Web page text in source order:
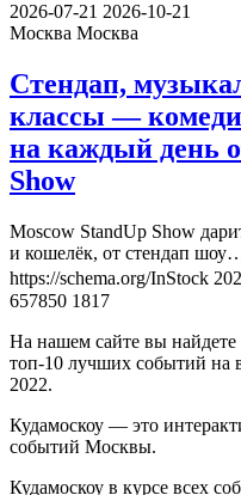
2026-07-21 2026-10-21
Москва Москва
Стендап,
классы —
на каждый день
Show
Moscow StandUp Show
и кошелёк, от стендап
https://schema.org/InStock
657850 1817
На нашем сайте вы
топ-10 лучших событий на
2022.
Кудамоскоу — это
событий Москвы.
Кудамоскоу в курсе всех